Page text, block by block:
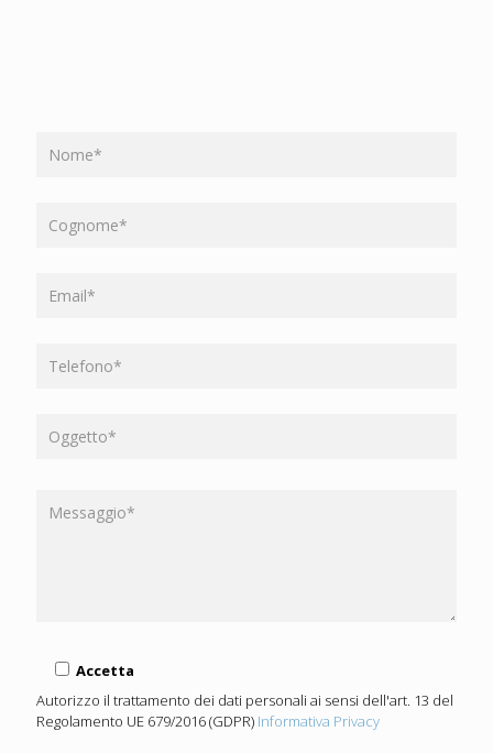
Accetta
Autorizzo il trattamento dei dati personali ai sensi dell'art. 13 del
Regolamento UE 679/2016 (GDPR) Informativa Privacy